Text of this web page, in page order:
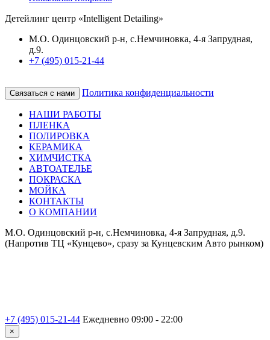
Детейлинг центр «Intelligent Detailing»
М.О. Одинцовский р-н, с.Немчиновка, 4-я Запрудная,
д.9.
+7 (495) 015-21-44
Связаться с нами Политика конфиденциальности
НАШИ РАБОТЫ
ПЛЕНКА
ПОЛИРОВКА
КЕРАМИКА
ХИМЧИСТКА
АВТОАТЕЛЬЕ
ПОКРАСКА
МОЙКА
КОНТАКТЫ
О КОМПАНИИ
М.О. Одинцовский р-н, с.Немчиновка, 4-я Запрудная, д.9.
(Напротив ТЦ «Кунцево», сразу за Кунцевским Авто рынком)
+7 (495) 015-21-44 Ежедневно 09:00 - 22:00
×